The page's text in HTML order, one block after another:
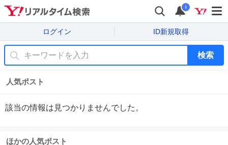
i
ログイン ID新規取得
検索
人気ポスト
該当の情報は見つかりませんでした。
ほかの人気ポスト